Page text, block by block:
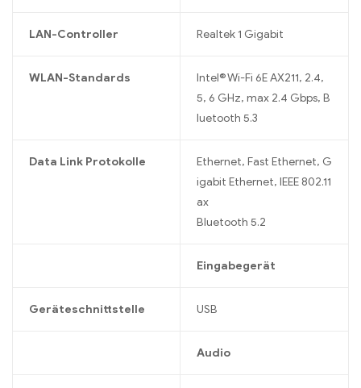
LAN-Controller Realtek 1 Gigabit
WLAN-Standards
Intel® Wi-Fi 6E AX211, 2.4,
5, 6 GHz, max 2.4 Gbps, B
luetooth 5.3
Data Link Protokolle
Ethernet, Fast Ethernet, G
igabit Ethernet, IEEE 802.11
ax
Bluetooth 5.2
Eingabegerät
Geräteschnittstelle USB
Audio